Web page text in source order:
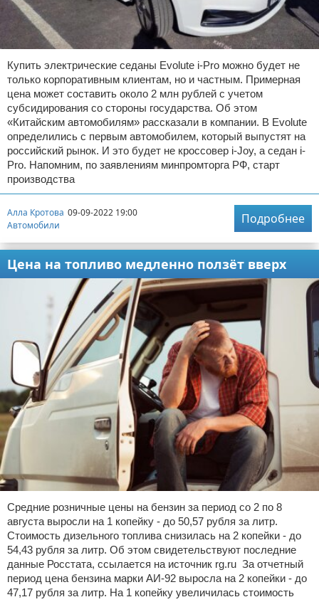
Купить электрические седаны Evolute i-Pro можно будет не
только корпоративным клиентам, но и частным. Примерная
цена может составить около 2 млн рублей с учетом
субсидирования со стороны государства. Об этом
«Китайским автомобилям» рассказали в компании. В Evolute
определились с первым автомобилем, который выпустят на
российский рынок. И это будет не кроссовер i-Joy, а седан i-
Pro. Напомним, по заявлениям минпромторга РФ, старт
производства
Алла Кротова 09-09-2022 19:00
Автомобили
Подробнее
Цена на топливо медленно ползёт вверх
Средние розничные цены на бензин за период со 2 по 8
августа выросли на 1 копейку - до 50,57 рубля за литр.
Стоимость дизельного топлива снизилась на 2 копейки - до
54,43 рубля за литр. Об этом свидетельствуют последние
данные Росстата, ссылается на источник rg.ru За отчетный
период цена бензина марки АИ-92 выросла на 2 копейки - до
47,17 рубля за литр. На 1 копейку увеличилась стоимость